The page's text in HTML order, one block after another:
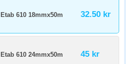
610 18mmx50m 32.50 kr
610 24mmx50m 45 kr